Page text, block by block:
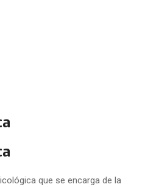
que se encarga de la